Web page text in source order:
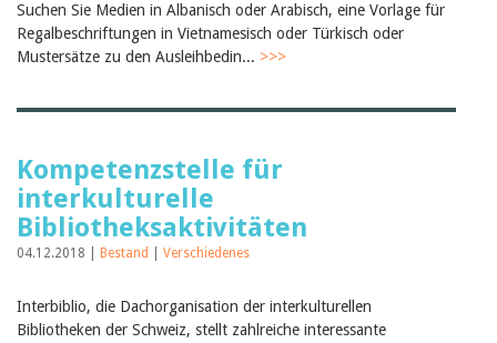
2021
2020
2019
2014
2013
2012
Suchen Sie Medien in Albanisch oder Arabisch, eine Vorlage für
Regalbeschriftungen in Vietnamesisch oder Türkisch oder
Mustersätze zu den Ausleihbedin... >>>
Kompetenzstelle für
interkulturelle
Bibliotheksaktivitäten
04.12.2018 | Bestand Verschiedenes
Interbiblio, die Dachorganisation der interkulturellen
Bibliotheken der Schweiz, stellt zahlreiche interessante